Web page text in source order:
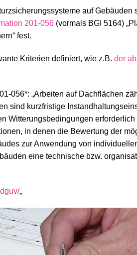
auf Gebäuden
201-056 (vormals BGI 5164)
fest.
Kriterien definiert, wie z.B. der
056*: „Arbeiten auf Dachflächen
sind kurzfristige
Witterungsbedingungen
in denen die Bewertung der
zur Anwendung von
eine technische bzw.
„